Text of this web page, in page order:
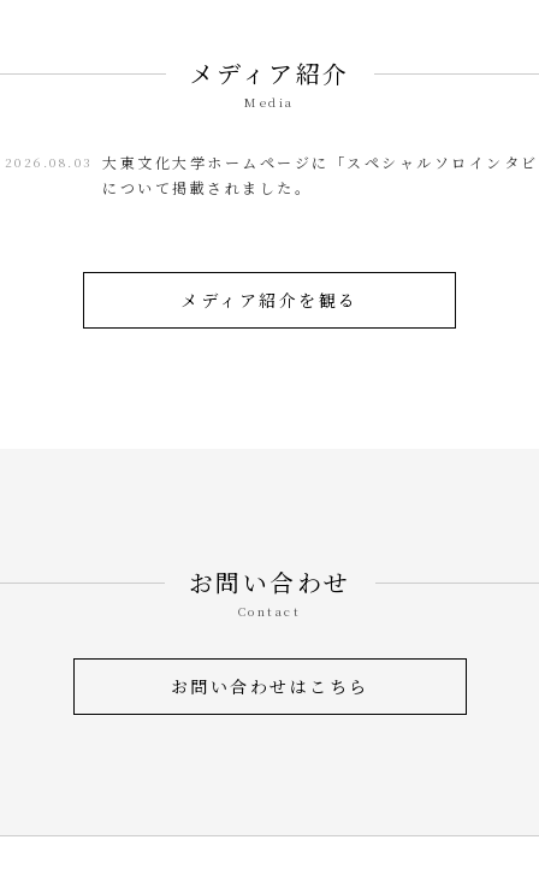
メディア紹介
Media
2026.08.03
大東文化大学ホームページに「スペシャルソロインタ
について掲載されました。
メディア紹介を観る
お問い合わせ
Contact
お問い合わせはこちら